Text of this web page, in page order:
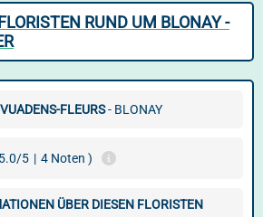
RUND UM BLONAY -
FLEURS- BLONAY
5 | 4 Noten )
ÜBER DIESEN FLORISTEN